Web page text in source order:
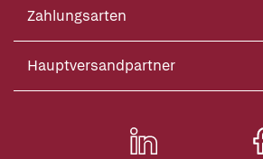
Zahlungsarten
Hauptversandpartner